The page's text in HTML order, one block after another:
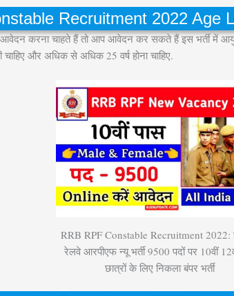
Recruitment 2022 Age
करना चाहते हैं तो आप आवेदन कर सकते हैं इस भर्ती में
और अधिक से अधिक 25 वर्ष होना चाहिए.
RRB RPF Constable Recruitment 2022:
रेलवे आरपीएफ न्यू भर्ती 9500 पदों पर 10वीं
छात्रों के लिए निकला बंपर भर्ती